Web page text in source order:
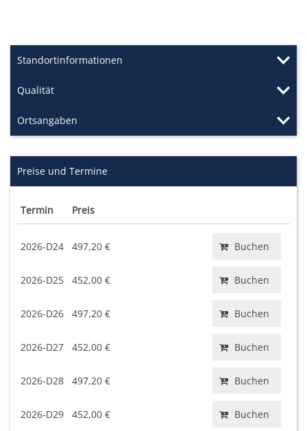
Standortinformationen
Qualität
Ortsangaben
Preise und Termine
Termin Preis
2026-D24 497,20 € Buchen
2026-D25 452,00 € Buchen
2026-D26 497,20 € Buchen
2026-D27 452,00 € Buchen
2026-D28 497,20 € Buchen
2026-D29 452,00 € Buchen